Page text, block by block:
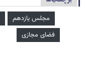
مجلس یازدهم
فضای مجازی